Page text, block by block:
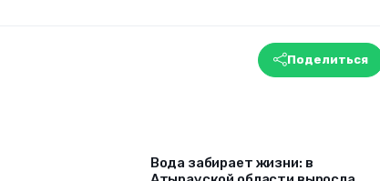
Поделиться
Вода забирает жизни: в